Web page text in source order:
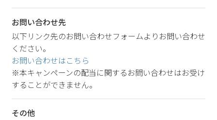
お問い合わせ先
以下リンク先のお問い合わせフォームよりお問い合わせ
ください。
お問い合わせはこちら
※本キャンペーンの配当に関するお問い合わせはお受け
することができません。
その他